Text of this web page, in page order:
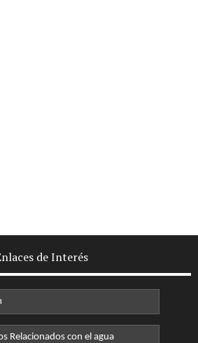
de Interés
Relacionados con el agua